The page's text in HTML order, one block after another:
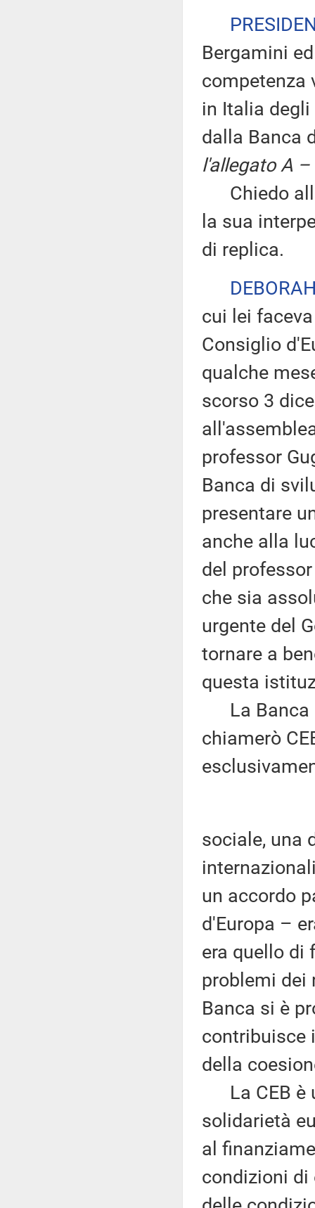
Bergamini
competenza
in Italia
dalla Banca
l'allegato A –
Chiedo
la sua
di replica.
cui lei
Consiglio
qualche
scorso 3
professor
Banca di
presentare
anche alla
del
che sia
urgente del
tornare a
questa
La Banca
chiamerò
sociale, una
un accordo
d'Europa –
era quello di
problemi dei
Banca si è
contribuisce
della
La CEB è
solidarietà
al
condizioni di